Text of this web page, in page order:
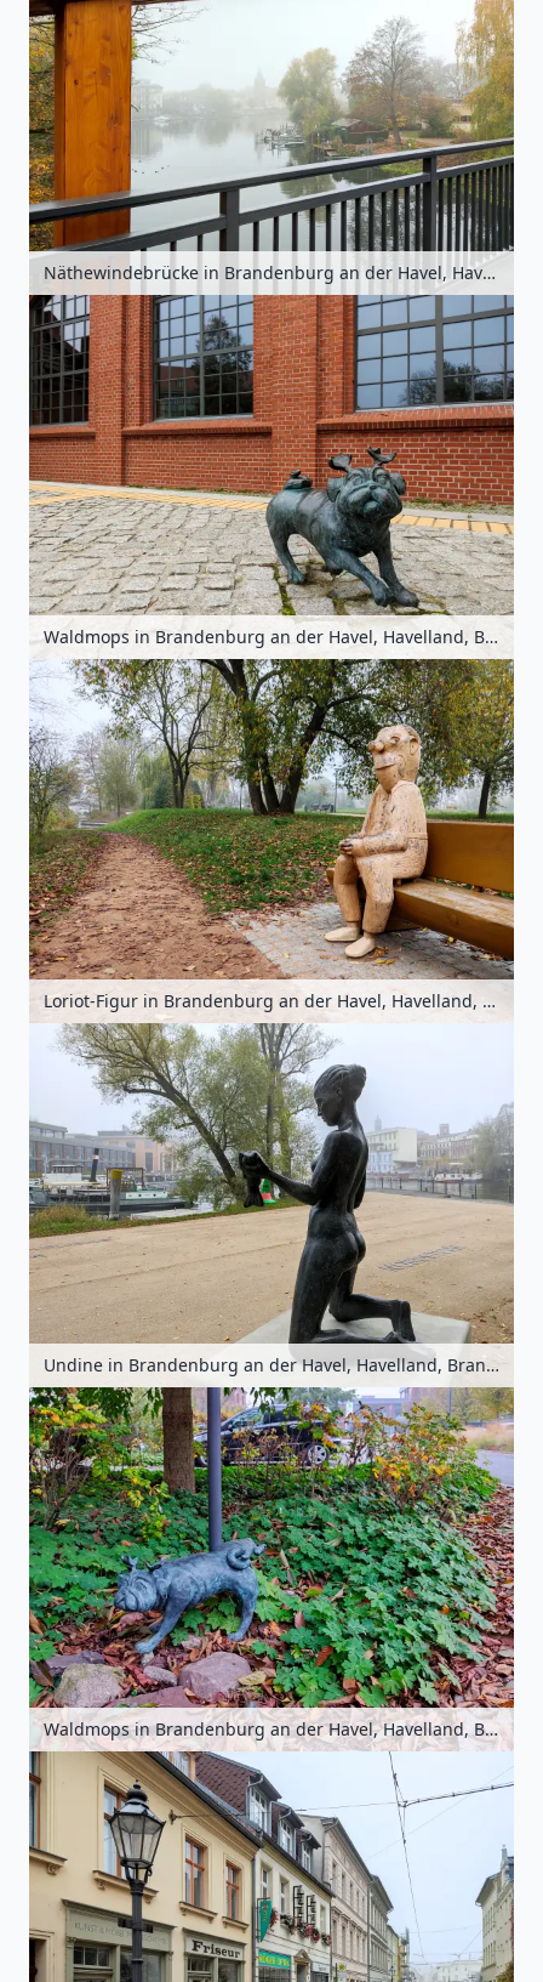
Näthewindebrücke in Brandenburg an der Havel, Havelland, Brandenburg, Deutschland
Waldmops in Brandenburg an der Havel, Havelland, Brandenburg, Deutschland
Loriot-Figur in Brandenburg an der Havel, Havelland, Brandenburg, Deutschland
Undine in Brandenburg an der Havel, Havelland, Brandenburg, Deutschland
Waldmops in Brandenburg an der Havel, Havelland, Brandenburg, Deutschland